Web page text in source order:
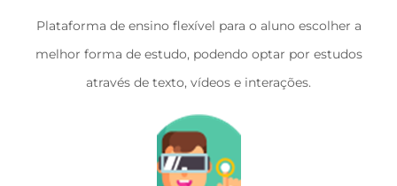
Plataforma de ensino flexível para o aluno escolher a
melhor forma de estudo, podendo optar por estudos
através de texto, vídeos e interações.